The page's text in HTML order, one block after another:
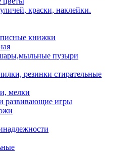
краски, наклейки.
книжки
пузыри
резинки стирательные
мелки
развивающие игры